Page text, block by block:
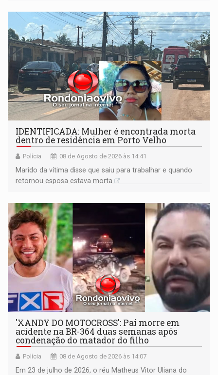
territoriais e sociais
IDENTIFICADA: Mulher é encontrada morta
dentro de residência em Porto Velho
Polícia 08 de Agosto de 2026 às 14:41
Marido da vítima disse que saiu para trabalhar e quando
retornou esposa estava morta
'XANDY DO MOTOCROSS': Pai morre em
acidente na BR-364 duas semanas após
condenação do matador do filho
Polícia 08 de Agosto de 2026 às 14:07
Em 23 de julho de 2026, o réu Matheus Vitor Uliana do